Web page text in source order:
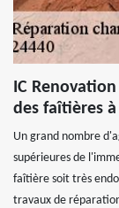
IC
des faîtières
Un grand nombre
supérieures de
faîtière soit très
travaux de